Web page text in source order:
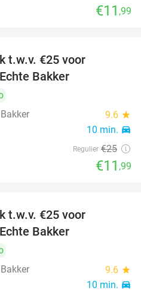
€11 ,99
t.w.v. €25 voor
Bakker
9.6 star
10 min. directions_car
Regulier €25
€11 ,99
t.w.v. €25 voor
Bakker
9.6 star
10 min. directions_car